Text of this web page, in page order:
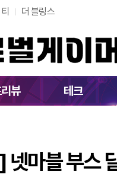
더 블링스
뷰 테크
[지스타 2024] 넷마
마블 부스